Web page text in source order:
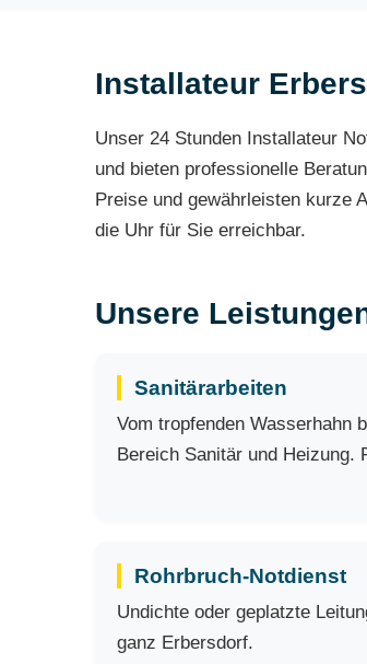
Installateur
Unser 24 Stunden Installateur
und bieten professionelle
Preise und gewährleisten kurze
die Uhr für Sie erreichbar.
Unsere
Sanitärarbeiten
Vom tropfenden Wasserhahn
Bereich Sanitär und Heizung.
Rohrbruch-Notdienst
Undichte oder geplatzte
ganz Erbersdorf.